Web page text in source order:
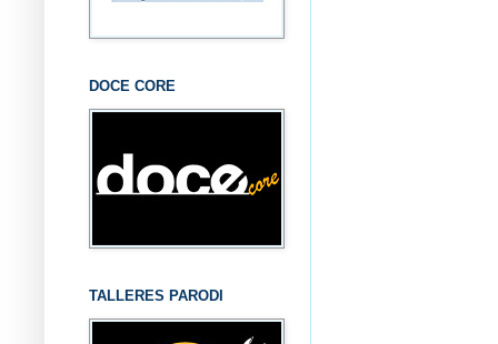
DOCE CORE
TALLERES PARODI